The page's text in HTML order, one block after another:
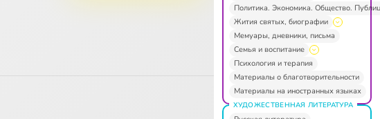
Политика. Экономика. Общество.
Жития святых, биографии
Мемуары, дневники, письма
Семья и воспитание
Психология и терапия
Материалы о благотворительности
Материалы на иностранных языках
ХУДОЖЕСТВЕННАЯ ЛИТЕРАТУРА